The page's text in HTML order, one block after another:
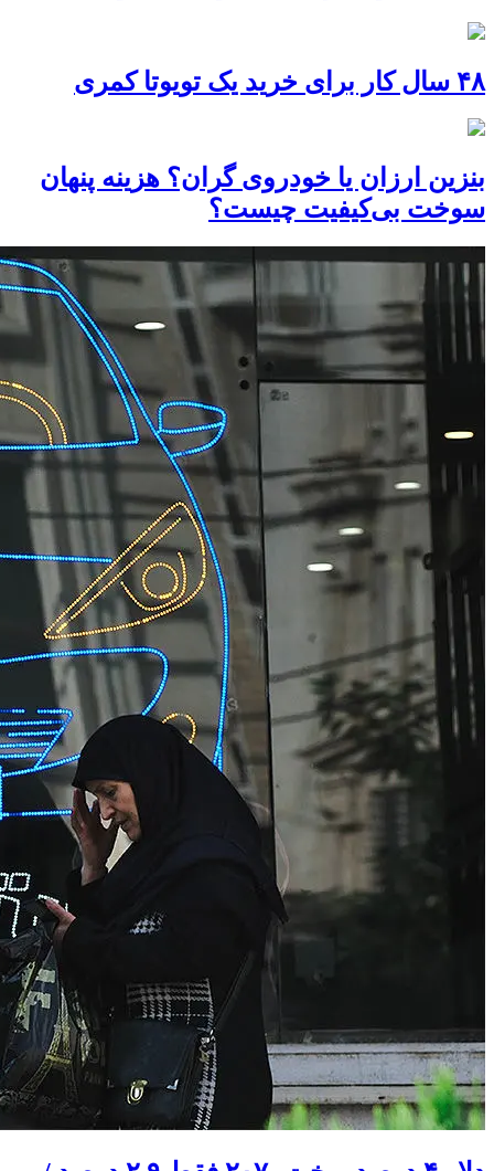
۴۸ سال کار برای خرید یک تویوتا کمری
بنزین ارزان یا خودروی گران؟ هزینه پنهان
سوخت بی‌کیفیت چیست؟